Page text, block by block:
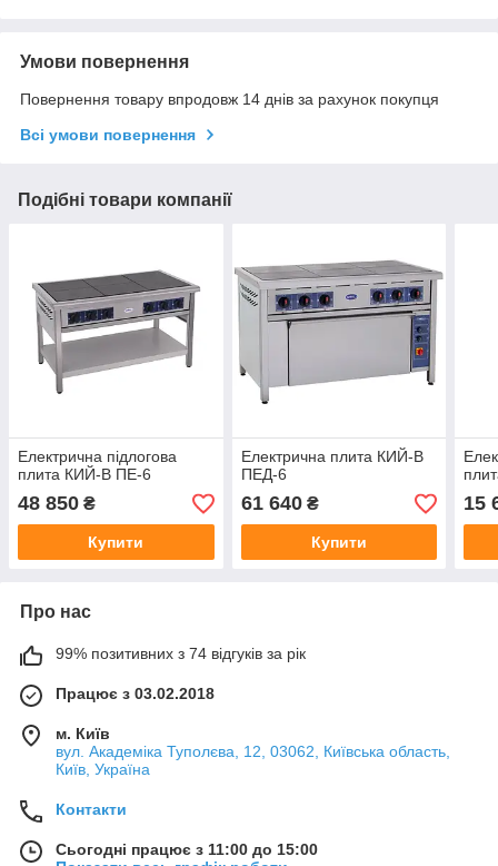
Умови повернення
Повернення товару впродовж 14 днів за рахунок покупця
Всі умови повернення
Подібні товари компанії
Електрична підлогова
плита КИЙ-В ПЕ-6
48 850 ₴
Купити
Електрична плита КИЙ-В
ПЕД-6
61 640₴
Купити
15
Про нас
99% позитивних з 74 відгуків за рік
Працює з 03.02.2018
м. Київ
вул. Академіка Туполєва, 12, 03062, Київська область,
Київ, Україна
Контакти
Сьогодні працює з 11:00 до 15:00